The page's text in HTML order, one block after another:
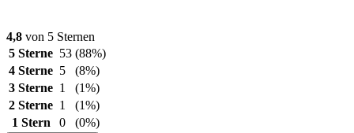
4,8 von 5 Sternen
5 Sterne 53 (88%)
4 Sterne 5
(8%)
3 Sterne 1
(1%)
2 Sterne 1
(1%)
1 Stern
0 (0%)